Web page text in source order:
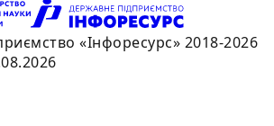
«Інфоресурс» 2018-2026